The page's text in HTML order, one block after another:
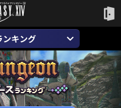
ンキング